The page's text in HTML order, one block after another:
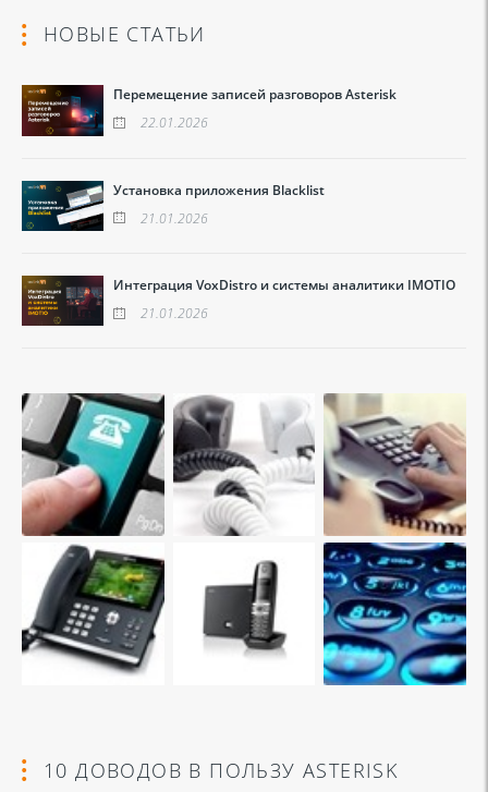
НОВЫЕ СТАТЬИ
Перемещение записей разговоров Asterisk
22.01.2026
Установка приложения Blacklist
21.01.2026
Интеграция VoxDistro и системы аналитики IMOTIO
21.01.2026
10 ДОВОДОВ В ПОЛЬЗУ ASTERISK